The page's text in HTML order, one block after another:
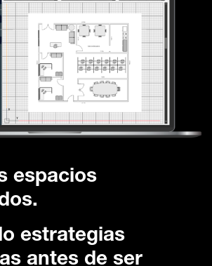
espacios
estrategias
antes de ser